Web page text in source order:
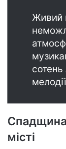
Живий
сотень
місті